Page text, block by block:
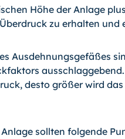
Höhe der Anlage
zu erhalten
Ausdehnungsgefäßes
desto größer wird
sollten folgende